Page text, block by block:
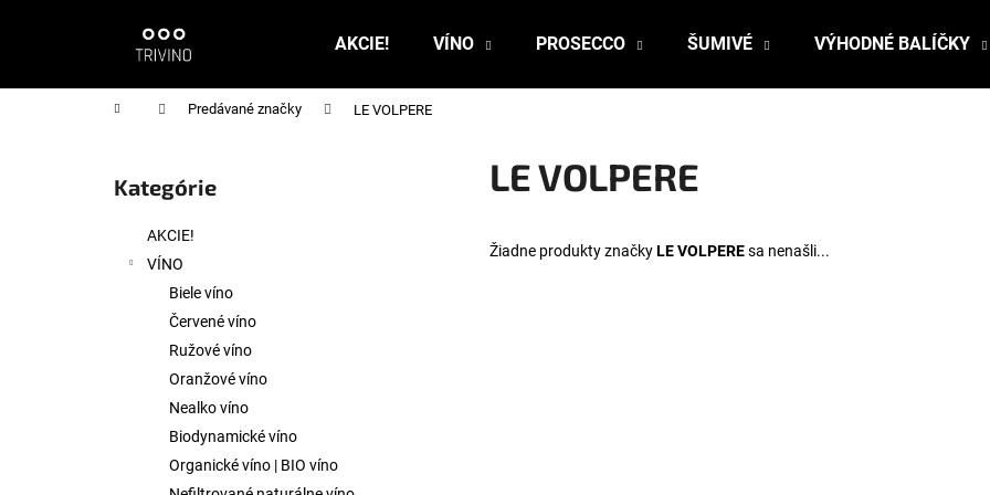
AKCIE! VÍNO PROSECCO ŠUMIVÉ VÝHODNÉ BALÍČKY
Domov Predávané značky LE VOLPERE
Preskočiť
kategórie
Kategórie
AKCIE!
VÍNO
Biele víno
Červené víno
Ružové víno
Oranžové víno
Nealko víno
Biodynamické víno
Organické víno | BIO víno
LE VOLPERE
Žiadne produkty značkyLE VOLPEREsa nenašli...
í
do
do